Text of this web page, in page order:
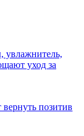
увлажнитель,
уход за